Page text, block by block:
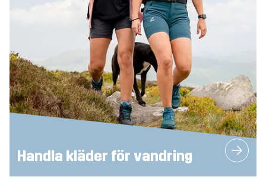
Handla kläder för vandring